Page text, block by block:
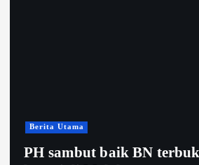
Berita Utama
PH sambut baik BN